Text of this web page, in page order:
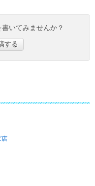
いてみませんか？
する
店